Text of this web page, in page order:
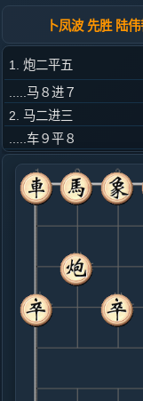
卜凤波 先胜 陆
1. 炮二平五
.....马８进７
2. 马二进三
.....车９平８
3. 车一平二
.....卒７进１
4. 车二进六
.....马２进３
5. 马八进七
.....卒３进１
6. 车九进一
.....象３进５
7. 车九平六
8. 兵五进一